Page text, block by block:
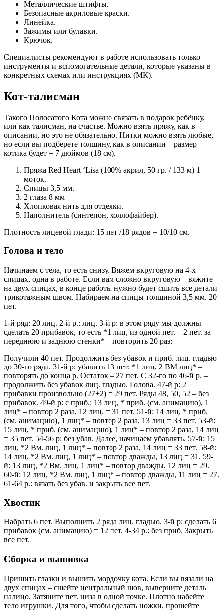
Металлические штифты.
Безопасные акриловые краски.
Линейка.
Зажимы или булавки.
Крючок.
Специалисты рекомендуют в работе использовать только
инструменты и вспомогательные детали, которые указаны в
конкретных схемах или инструкциях (МК).
Кот-талисман
Такого Полосатого Кота можно связать в подарок ребёнку,
или как талисман, на счастье. Можно взять пряжу, как в
описании, но это не обязательно. Нитки можно взять любые,
но если вы подберете толщину, как в описании – размер
котика будет = 7 дюймов (18 см).
Пряжа Red Heart ‘Lisa (100% акрил, 50 гр. / 133 м) 1
моток.
Спицы 3,5 мм.
2 глаза 8 мм
Хлопковая нить для отделки.
Наполнитель (синтепон, холлофайбер).
Плотность лицевой глади: 15 пет /18 рядов = 10/10 см.
Голова и тело
Начинаем с тела, то есть снизу. Вяжем вкруговую на 4-х
спицах, одна в работе. Если вам сложно вкруговую – вяжите
на двух спицах, в конце работы нужно будет сшить все детали
трикотажным швом. Набираем на спицы толщиной 3,5 мм. 20
пет.
1-й ряд: 20 лиц. 2-й р.: лиц. 3-й р: в этом ряду мы должны
сделать 20 прибавок, то есть *1 лиц, из одной пет. – 2 пет. за
переднюю и заднюю стенки* – повторить 20 раз:
Получили 40 пет. Продолжить без убавок и приб. лиц. гладью
до 30-го ряда. 31-й р: убавить 13 пет: *1 лиц, 2 ВМ лиц* –
повторять до конца р. Остаток – 27 пет. С 32-го по 46-й р. –
продолжить без убавок лиц. гладью. Голова. 47-й р: 2
прибавки произвольно (27+2) = 29 пет. Ряды 48, 50, 52 – без
прибавок. 49-й р: с приб.: 13 лиц, * приб. (см. анимацию), 1
лиц* – повтор 2 раза, 12 лиц. = 31 пет. 51-й: 14 лиц, * приб.
(см. анимацию), 1 лиц* – повтор 2 раза, 13 лиц = 33 пет. 53-й:
15 лиц, * приб. (см. анимацию), 1 лиц* – повтор 2 раза, 14 лиц
= 35 пет. 54-56 р: без убав. Далее, начинаем убавлять. 57-й: 15
лиц, *2 Вм. лиц, 1 лиц* – повтор 2 раза, 14 лиц = 33 пет. 58-й:
14 лиц, *2 Вм. лиц, 1 лиц* – повтор дважды, 13 лиц = 31. 59-
й: 13 лиц, *2 Вм. лиц, 1 лиц* – повтор дважды, 12 лиц = 29.
60-й: 12 лиц, *2 Вм. лиц, 1 лиц* – повтор дважды, 11 лиц = 27.
61-64 р.: вязать без убав. и закрыть все пет.
Хвостик
Набрать 6 пет. Выполнить 2 ряда лиц. гладью. 3-й р: сделать 6
прибавок (см. анимацию) = 12 пет. 4-34 р.: без приб. Закрыть
все пет.
Сборка и вышивка
Пришить глазки и вышить мордочку кота. Если вы вязали на
двух спицах – сшейте центральный шов, выверните деталь
налицо. Затяните пет. низа в одной точке. Плотно набейте
тело игрушки. Для того, чтобы сделать ножки, прошейте